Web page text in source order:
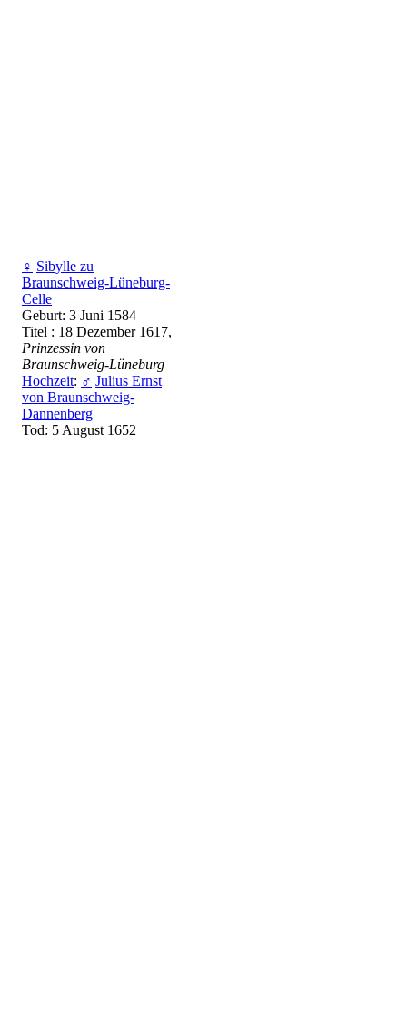
♀ Sibylle zu
Braunschweig-Lüneburg-
Celle
Geburt: 3 Juni 1584
Titel : 18 Dezember 1617,
Prinzessin von
Braunschweig-Lüneburg
Hochzeit: ♂ Julius Ernst
von Braunschweig-
Dannenberg
Tod: 5 August 1652